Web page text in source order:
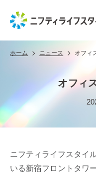
ホーム ニュース オフィ
オフィ
ニフティライフスタイ
いる新宿フロントタワ